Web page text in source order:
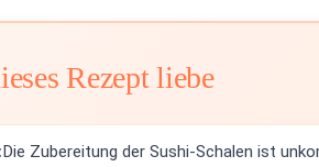
Rezept liebe
Die Zubereitung der Sushi-Schalen ist